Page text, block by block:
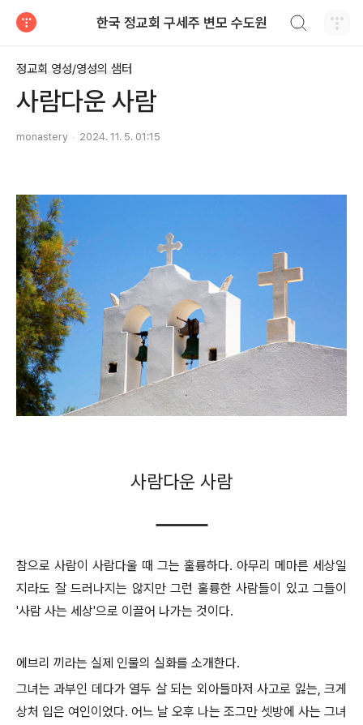
한국 정교회 구세주 변모 수도원
정교회 영성/영성의 샘터
사람다운 사람
monastery 2024. 11. 5. 01:15
사람다운 사람
참으로 사람이 사람다울 때 그는 훌륭하다. 아무리 메마른 세상일
지라도 잘 드러나지는 않지만 그런 훌륭한 사람들이 있고 그들이
'사람 사는 세상'으로 이끌어 나가는 것이다.
에브리 끼라는 실제 인물의 실화를 소개한다.
그녀는 과부인 데다가 열두 살 되는 외아들마저 사고로 잃는, 크게
상처 입은 여인이었다. 어느 날 오후 나는 조그만 셋방에 사는 그녀